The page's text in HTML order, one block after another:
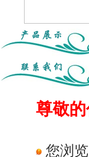
尊敬
您浏